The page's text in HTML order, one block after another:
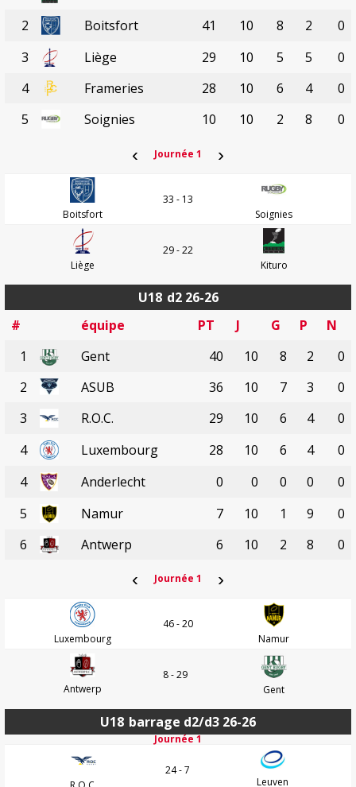
2
Boitsfort 41 10 8 2
0
3
Liège 29 10 5 5
0
4
Frameries 28 10 6 4
0
5
Soignies 10 10 2 8 0
‹ Journée 1 ›
Boitsfort
33 - 13
Soignies
Liège
29 - 22
Kituro
U18 d2 26-26
#
équipe PT J G P
N
1
Gent 40 10 8 2
0
2
ASUB 36 10 7 3
0
3
R.O.C. 29 10 6 4
0
4
Luxembourg 28 10 6 4
0
4
Anderlecht 0 0 0 0
0
5
Namur 7 10 1 9
0
6
Antwerp 6 10 2 8 0
‹ Journée 1 ›
Luxembourg
46 - 20
Namur
Antwerp
8 - 29
Gent
U18 barrage d2/d3 26-26
Journée 1
24 - 7
Leuven